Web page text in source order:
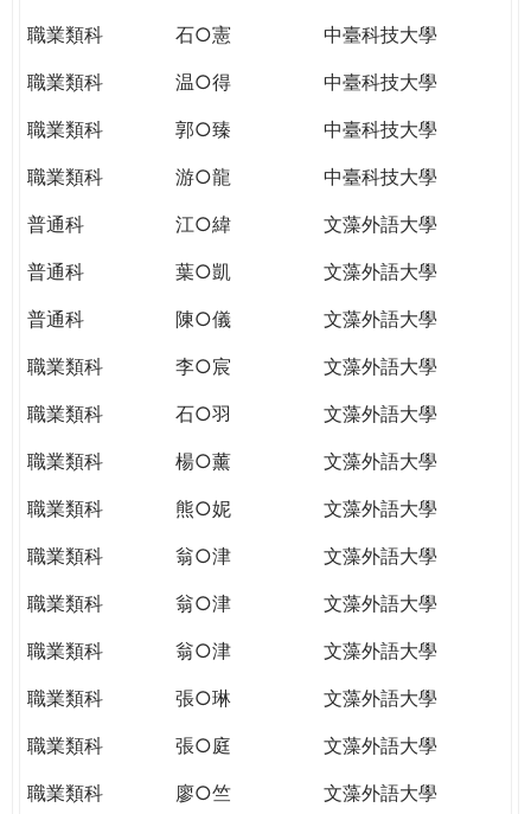
職業類科
石○憲
中臺科技大學
職業類科
温○得
中臺科技大學
職業類科
郭○臻
中臺科技大學
職業類科
游○龍
中臺科技大學
普通科
江○緯
文藻外語大學
普通科
葉○凱
文藻外語大學
普通科
陳○儀
文藻外語大學
職業類科
李○宸
文藻外語大學
職業類科
石○羽
文藻外語大學
職業類科
楊○薰
文藻外語大學
職業類科
熊○妮
文藻外語大學
職業類科
翁○津
文藻外語大學
職業類科
翁○津
文藻外語大學
職業類科
翁○津
文藻外語大學
職業類科
張○琳
文藻外語大學
職業類科
張○庭
文藻外語大學
職業類科
廖○竺 文藻外語大學